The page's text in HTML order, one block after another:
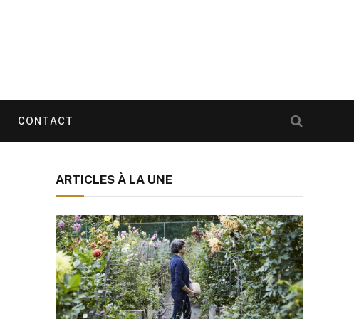
CONTACT
ARTICLES À LA UNE